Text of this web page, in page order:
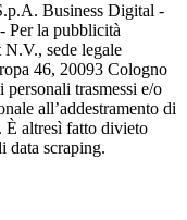
Business Digital -
Per la pubblicità
sede legale
46, 20093 Cologno
trasmessi e/o
all’addestramento di
È altresì fatto divieto
data scraping.